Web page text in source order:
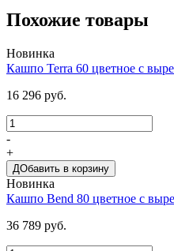
Похожие товары
Новинка
Кашпо Terra 60 цветное c
16 296 руб.
-
+
ДОбавить в корзину
Новинка
Кашпо Bend 80 цветное с
36 789 руб.